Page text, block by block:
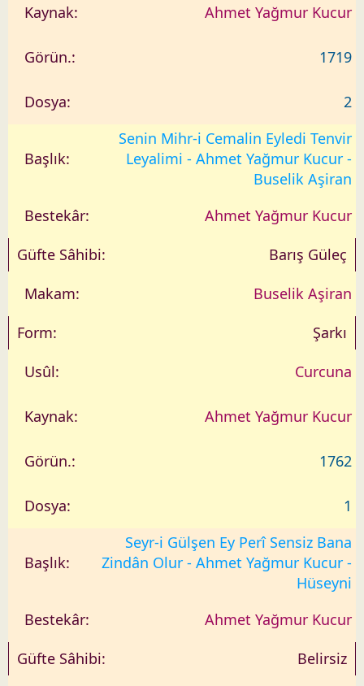
Ahmet Yağmur Kucur
1719
2
Senin Mihr-i Cemalin Eyledi Tenvir
Leyalimi - Ahmet Yağmur Kucur -
Buselik Aşiran
Ahmet Yağmur Kucur
Barış Güleç
Buselik Aşiran
Şarkı
Curcuna
Ahmet Yağmur Kucur
1762
1
Seyr-i Gülşen Ey Perî Sensiz Bana
Zindân Olur - Ahmet Yağmur Kucur -
Hüseyni
Ahmet Yağmur Kucur
Belirsiz